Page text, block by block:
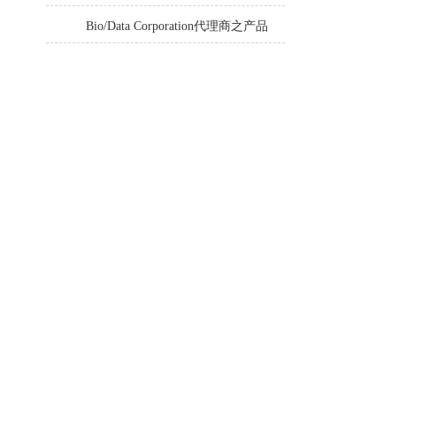
121，Fenestra HDVC动物CT造影剂
Bio/Data Corporation代理商之产品